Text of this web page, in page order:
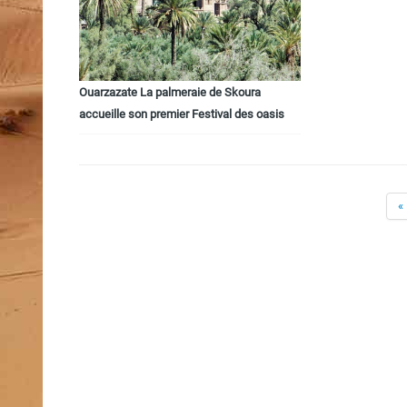
Ouarzazate La palmeraie de Skoura
accueille son premier Festival des oasis
«